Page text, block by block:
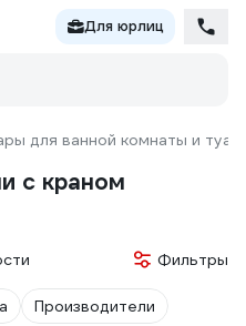
Для юрлиц
для ванной комнаты и
с краном
Фильтры
Производители